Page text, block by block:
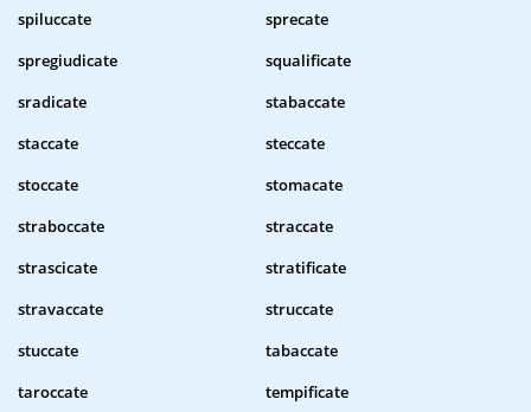
spiluccate
sprecate
spregiudicate
squalificate
sradicate
stabaccate
staccate
steccate
stoccate
stomacate
straboccate
straccate
strascicate
stratificate
stravaccate
struccate
stuccate
tabaccate
taroccate
tempificate